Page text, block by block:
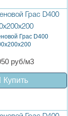
Грас D400
руб/м3
Купить